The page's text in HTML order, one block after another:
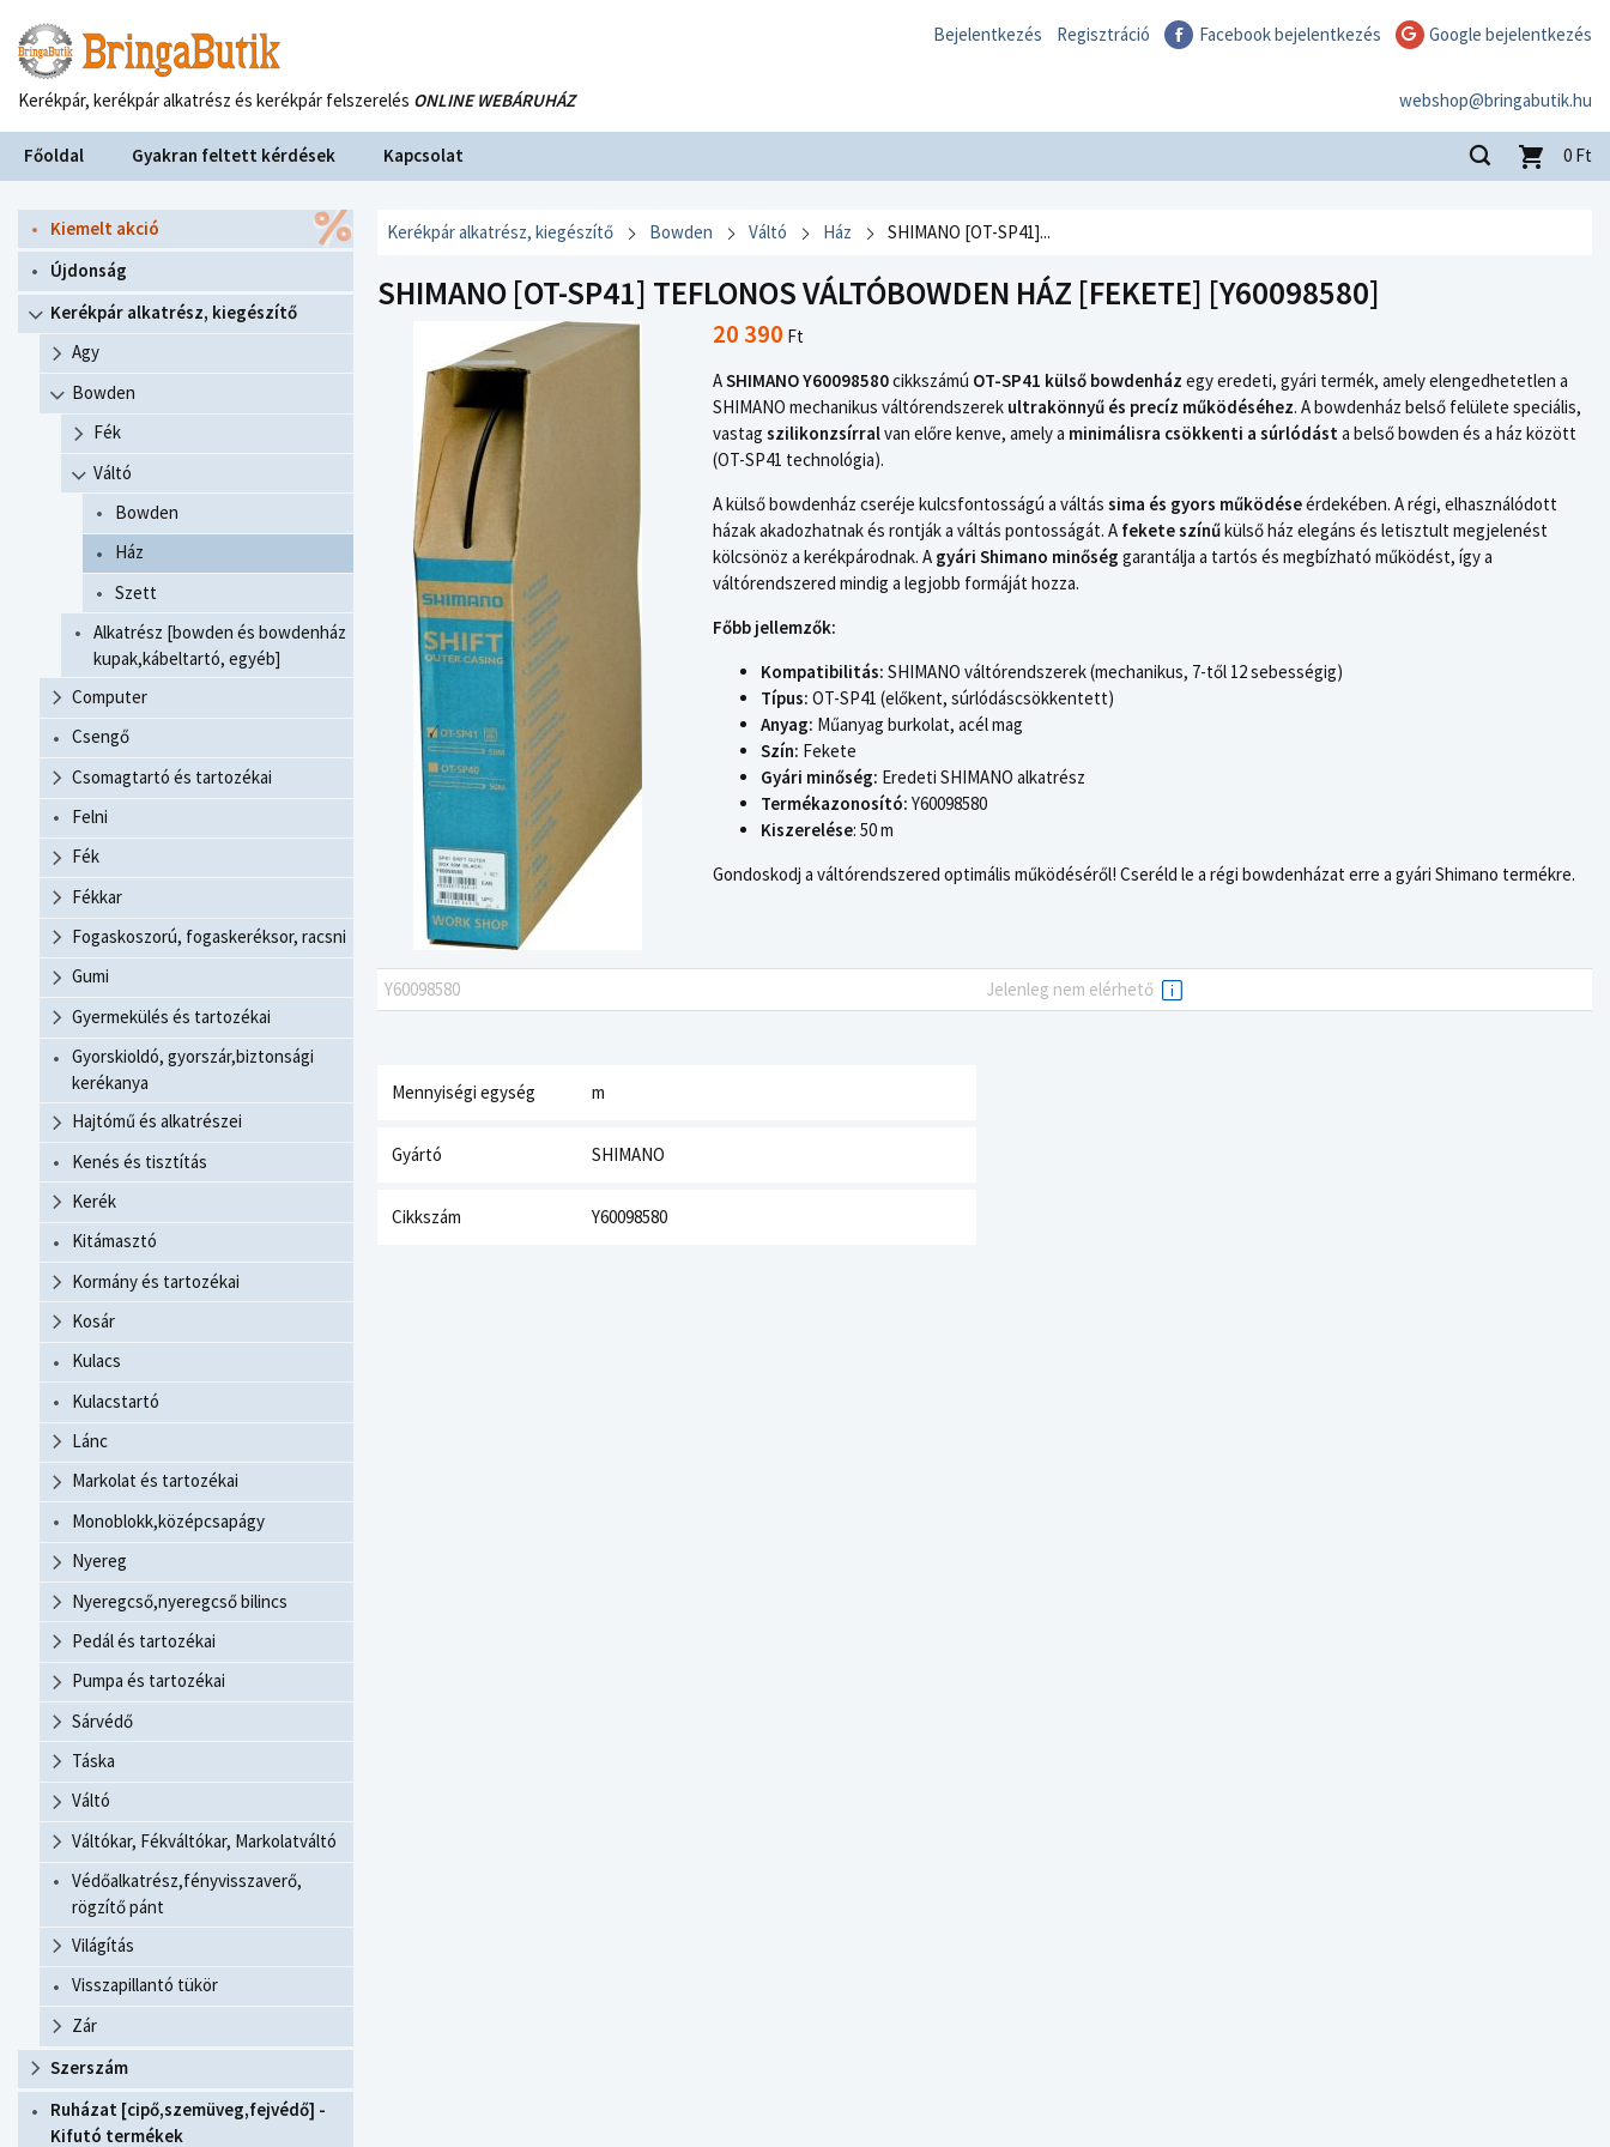
Bejelentkezés Regisztráció Facebook bejelentkezés Google bejelentkezés
webshop@bringabutik.hu
Kerékpár, kerékpár alkatrész és kerékpár felszerelés ONLINE WEBÁRUHÁZ
Főoldal Gyakran feltett kérdések Kapcsolat 0 Ft
Kiemelt akció
Újdonság
Kerékpár alkatrész, kiegészítő
Agy
Bowden
Fék
Váltó
Bowden
Ház
Szett
Alkatrész [bowden és bowdenház
kupak,kábeltartó, egyéb]
Computer
Csengő
Csomagtartó és tartozékai
Felni
Fék
Fékkar
Fogaskoszorú, fogaskeréksor, racsni
Gumi
Gyermekülés és tartozékai
Gyorskioldó, gyorszár,biztonsági
kerékanya
Hajtómű és alkatrészei
Kenés és tisztítás
Kerék
Kitámasztó
Kormány és tartozékai
Kosár
Kulacs
Kulacstartó
Lánc
Markolat és tartozékai
Monoblokk,középcsapágy
Nyereg
Nyeregcső,nyeregcső bilincs
Pedál és tartozékai
Pumpa és tartozékai
Sárvédő
Táska
Váltó
Váltókar, Fékváltókar, Markolatváltó
Védőalkatrész,fényvisszaverő,
rögzítő pánt
Világítás
Visszapillantó tükör
Zár
Szerszám
Ruházat [cipő,szemüveg,fejvédő] -
Kifutó termékek
Kerékpár alkatrész, kiegészítő Bowden Váltó Ház SHIMANO [OT-SP41]...
SHIMANO [OT-SP41] TEFLONOS VÁLTÓBOWDEN HÁZ [FEKETE] [Y60098580]
20 390 Ft
ASHIMANO Y60098580cikkszámú OT-SP41 külső bowdenház egy eredeti, gyári termék, amely elengedhetetlen a
SHIMANO mechanikus váltórendszerek ultrakönnyű és precíz működéséhez. A bowdenház belső felülete speciális,
vastag szilikonzsírralvan előre kenve, amely a minimálisra csökkenti a súrlódásta belső bowden és a ház között
(OT-SP41 technológia).
A külső bowdenház cseréje kulcsfontosságú a váltás sima és gyors működéseérdekében. A régi, elhasználódott
házak akadozhatnak és rontják a váltás pontosságát. A fekete színűkülső ház elegáns és letisztult megjelenést
kölcsönöz a kerékpárodnak. A gyári Shimano minőség garantálja a tartós és megbízható működést, így a
váltórendszered mindig a legjobb formáját hozza.
Főbb jellemzők:
Kompatibilitás: SHIMANO váltórendszerek (mechanikus, 7-től 12 sebességig)
Típus: OT-SP41 (előkent, súrlódáscsökkentett)
Anyag: Műanyag burkolat, acél mag
Szín: Fekete
Gyári minőség: Eredeti SHIMANO alkatrész
Termékazonosító: Y60098580
Kiszerelése: 50 m
Gondoskodj a váltórendszered optimális működéséről! Cseréld le a régi bowdenházat erre a gyári Shimano termékre.
Y60098580 Jelenleg nem elérhető
Mennyiségi egység m
Gyártó SHIMANO
Cikkszám Y60098580